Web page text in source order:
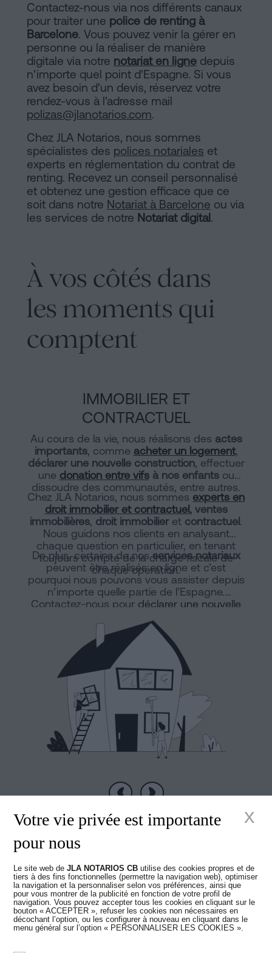
Contactez-nous via nos différents canaux
pour traiter une police de renting à
Barcelone. Vous pouvez venir la gérer en
personne ou la réaliser de manière
digitale via notre notariat en ligne depuis
n'importe quel point d'Espagne. Si vous
avez besoin d'un devis, réservez votre
rendez-vous à l'adresse mail
polizas@jlanotarios.com.
Chez JLA Notarios, nous sommes
spécialistes des polices notariales et
experts en réglementation du contrat de
renting. Recevez un conseil personnalisé
et obtenez une gestion efficace que ce
soit dans notre Notariat à Barcelone ou via
les services de notre Notariat digital.
À vos côtés dans
les moments qui
comptent
IMMOBILIER ET
CONTRACTUEL
Au cours de la vie, nous réalisons des actes
importants, comme acheter un logement,
déclarer une nouvelle construction, effectuer
une donation entre vifsà nos enfantsou
dissoudre des communautés, entre autres.
Chez JLA Notarios, nous sommes experts en
droit immobilier et contractuel , ventes
immobilières, droit immobilier et contractuel .
Nous guidons nos clients en analysant
chaque question en particulier, en tenant
toujours compte de la charge fiscale de
chaque opération.
De plus, certains de nosservices notariaux
peuvent être réalisés en ligne et c’est
pourquoi nous pouvons vous assister depuis
n’importe quelle partie de l’Espagne.
Contactez-nous pour déclarer une nouvelle
horizontale.
Nouveaux temps
dans la Notariat
Votre vie privée est importante
pour nous
Le site web deJLA NOTARIOS CB utilise des cookies propres et de
tiers à des fins fonctionnelles (permettre la navigation web), optimiser
la navigation et la personnaliser selon vos préférences, ainsi que
pour vous montrer de la publicité en fonction de votre profil de
navigation. Vous pouvez accepter tous les cookies en cliquant sur le
bouton « ACCEPTER », refuser les cookies non nécessaires en
décochant l’option, ou les configurer à nouveau en cliquant dans le
menu général sur l’option « PERSONNALISER LES COOKIES ».
x